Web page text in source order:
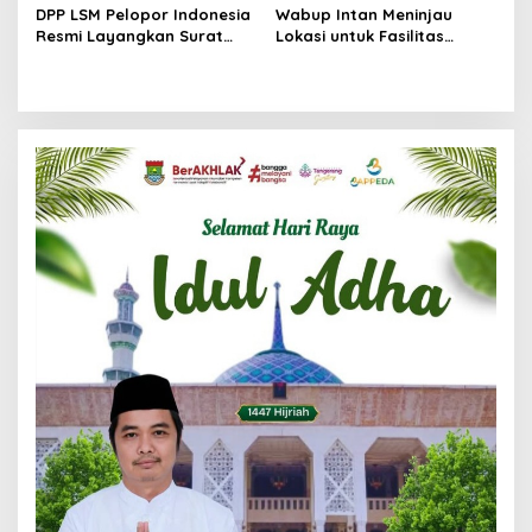
DPP LSM Pelopor Indonesia
Resmi Layangkan Surat
Wabup Intan Meninjau
Lokasi untuk Fasilitas